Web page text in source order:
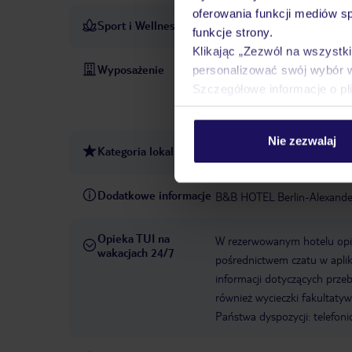
oferowania funkcji mediów
funkcje strony.
Klikając „Zezwól na
personalizować swój wybór
Szczegółowe informacje o
Nie zezwalaj
Sport i Wellness Wypożyczalnia rowerów:
Wyposażenie Recepcja 24h
2017
WLAN/WiFi w hotelu
163
Metody płatności:
Kategoria lokalna
Dodatkowe informacje B&B HOTEL Berlin-
Opieka TUI na
wakacjach 24/7
W rezerwowanym hotelu
pośrednictwem czatu w
informacji dotyczących
również wycieczki
Państwa dyspozycji: